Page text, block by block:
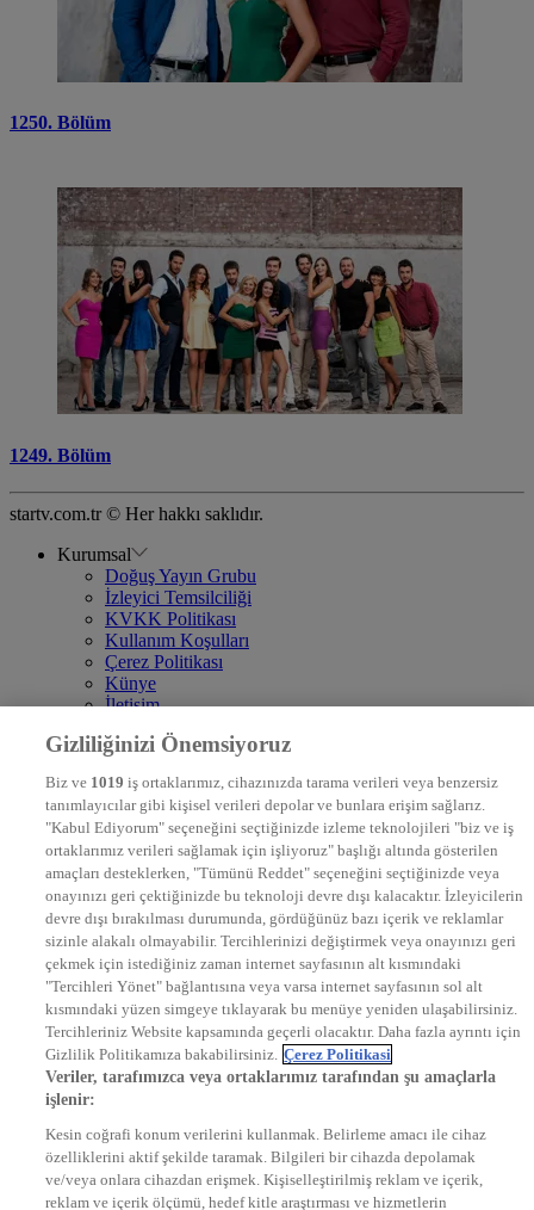
1250. Bölüm
1249. Bölüm
startv.com.tr © Her hakkı saklıdır.
Kurumsal
Doğuş Yayın Grubu
İzleyici Temsilciliği
KVKK Politikası
Kullanım Koşulları
Çerez Politikası
Künye
İletişim
DYG Televizyonlar
STAR
EURO STAR
KRAL POP TV
DYG Radyolar
NTV RADYO
KRAL FM
KRAL POP
EKSEN
VOYAGE
DYG Dijital
ntv.com.tr
ntvspor.net
secim.ntv.com.tr
startv.com.tr
kralmuzik.com.tr
Gizliliğinizi Önemsiyoruz
Biz ve 1019 iş ortaklarımız, cihazınızda tarama verileri veya benzersiz
tanımlayıcılar gibi kişisel verileri depolar ve bunlara erişim sağlarız.
"Kabul Ediyorum" seçeneğini seçtiğinizde izleme teknolojileri "biz ve iş
ortaklarımız verileri sağlamak için işliyoruz" başlığı altında gösterilen
amaçları desteklerken, "Tümünü Reddet" seçeneğini seçtiğinizde veya
onayınızı geri çektiğinizde bu teknoloji devre dışı kalacaktır. İzleyicilerin
devre dışı bırakılması durumunda, gördüğünüz bazı içerik ve reklamlar
sizinle alakalı olmayabilir. Tercihlerinizi değiştirmek veya onayınızı geri
çekmek için istediğiniz zaman internet sayfasının alt kısmındaki
"Tercihleri Yönet" bağlantısına veya varsa internet sayfasının sol alt
kısmındaki yüzen simgeye tıklayarak bu menüye yeniden ulaşabilirsiniz.
Tercihleriniz Website kapsamında geçerli olacaktır. Daha fazla ayrıntı için
Gizlilik Politikamıza bakabilirsiniz. Çerez Politikasi
Veriler, tarafımızca veya ortaklarımız tarafından şu amaçlarla
işlenir:
Kesin coğrafi konum verilerini kullanmak. Belirleme amacı ile cihaz
özelliklerini aktif şekilde taramak. Bilgileri bir cihazda depolamak
ve/veya onlara cihazdan erişmek. Kişiselleştirilmiş reklam ve içerik,
reklam ve içerik ölçümü, hedef kitle araştırması ve hizmetlerin